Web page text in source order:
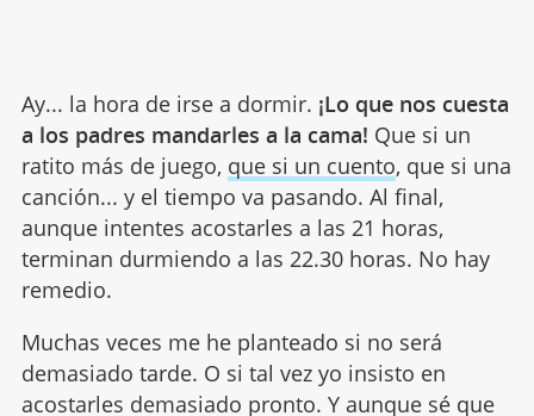
Ay... la hora de irse a dormir. ¡Lo que nos cuesta
a los padres mandarles a la cama! Que si un
ratito más de juego, que si un cuento, que si una
canción... y el tiempo va pasando. Al final,
aunque intentes acostarles a las 21 horas,
terminan durmiendo a las 22.30 horas. No hay
remedio.
Muchas veces me he planteado si no será
demasiado tarde. O si tal vez yo insisto en
acostarles demasiado pronto. Y aunque sé que